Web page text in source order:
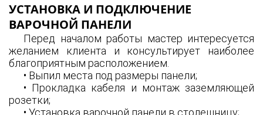
УСТАНОВКА И ПОДКЛЮЧЕНИЕ
ВАРОЧНОЙ ПАНЕЛИ
Перед началом работы мастер интересуется
желанием клиента и консультирует наиболее
благоприятным расположением.
• Выпил места под размеры панели;
• Прокладка кабеля и монтаж заземляющей
розетки;
• Установка варочной панели в столешницу;